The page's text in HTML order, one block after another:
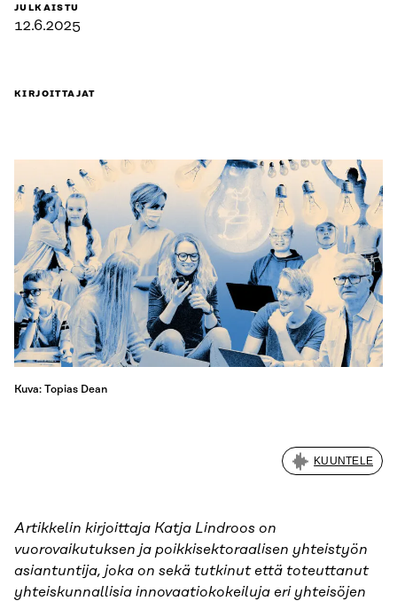
JULKAISTU
12.6.2025
KIRJOITTAJAT
Kuva: Topias Dean
KUUNTELE
Artikkelin kirjoittaja Katja Lindroos on
vuorovaikutuksen ja poikkisektoraalisen yhteistyön
asiantuntija, joka on sekä tutkinut että toteuttanut
yhteiskunnallisia innovaatiokokeiluja eri yhteisöjen